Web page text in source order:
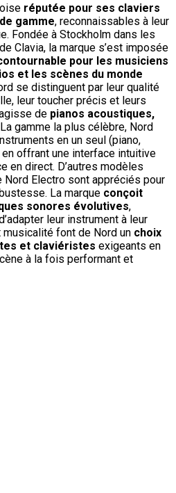
réputée pour ses claviers
gamme, reconnaissables à leur
Fondée à Stockholm dans les
Clavia, la marque s’est imposée
pour les musiciens
et les scènes du monde
se distinguent par leur qualité
leur toucher précis et leurs
de pianos acoustiques,
gamme la plus célèbre, Nord
en un seul (piano,
offrant une interface intuitive
en direct. D’autres modèles
Nord Electro sont appréciés pour
La marque conçoit
sonores évolutives,
leur instrument à leur
font de Nord un choix
et claviéristes exigeants en
à la fois performant et